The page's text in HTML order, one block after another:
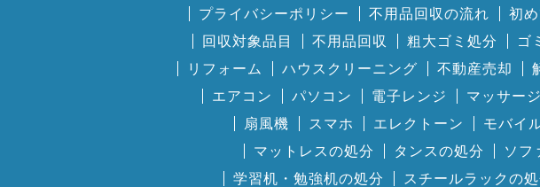
プライバシーポリシー
不用品回収の流れ 初
回収対象品目
不用品回収 粗大ゴミ処分 ゴ
リフォーム
ハウスクリーニング 不動産売却
エアコン
パソコン 電子レンジ マッサー
扇風機
スマホ エレクトーン モバイ
マットレスの処分
タンスの処分 ソフ
学習机・勉強机の処分
スチールラックの